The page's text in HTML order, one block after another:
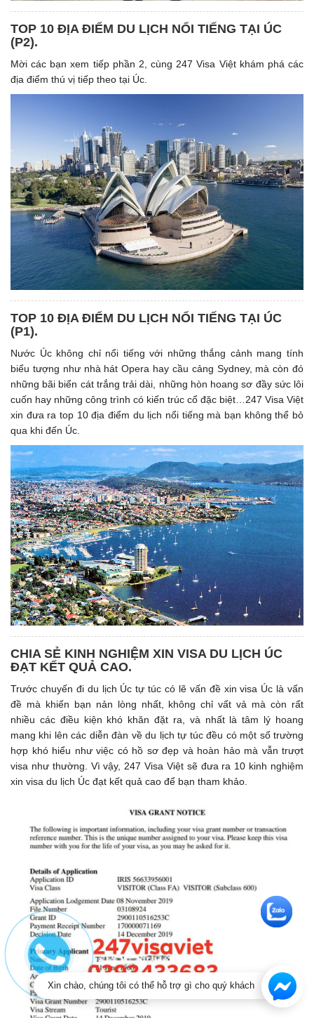
TOP 10 ĐỊA ĐIỂM DU LỊCH NỔI TIẾNG TẠI ÚC
(P2).
Mời các bạn xem tiếp phần 2, cùng 247 Visa Việt khám phá các
địa điểm thú vị tiếp theo tại Úc.
TOP 10 ĐỊA ĐIỂM DU LỊCH NỔI TIẾNG TẠI ÚC
(P1). ​
Nước Úc không chỉ nổi tiếng với những thắng cảnh mang tính
biểu tượng như nhà hát Opera hay cầu cảng Sydney, mà còn đó
những bãi biển cát trắng trải dài, những hòn hoang sơ đầy sức lôi
cuốn hay những công trình có kiến trúc cổ đặc biệt…247 Visa Việt
xin đưa ra top 10 địa điểm du lịch nổi tiếng mà bạn không thể bỏ
qua khi đến Úc.
CHIA SẺ KINH NGHIỆM XIN VISA DU LỊCH ÚC
ĐẠT KẾT QUẢ CAO.
Trước chuyến đi du lịch Úc tự túc có lẽ vấn đề xin visa Úc là vấn
đề mà khiến bạn nản lòng nhất, không chỉ vất vả mà còn rất
nhiều các điều kiện khó khăn đặt ra, và nhất là tâm lý hoang
mang khi lên các diễn đàn về du lịch tự túc đều có một số trường
hợp khó hiểu như việc có hồ sơ đẹp và hoàn hảo mà vẫn trượt
visa như thường. Vì vậy, 247 Visa Việt sẽ đưa ra 10 kinh nghiệm
xin visa du lịch Úc đạt kết quả cao để bạn tham khảo.
Xin chào, chúng tôi có thể hỗ trợ gì cho quý khách